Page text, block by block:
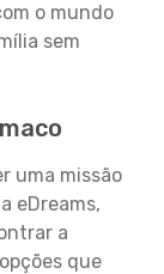
o mundo
sem
uma missão
eDreams,
a
que